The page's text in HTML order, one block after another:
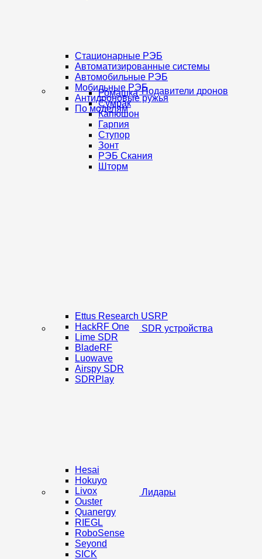
Подавители дронов
Стационарные РЭБ
Автоматизированные системы
Автомобильные РЭБ
Мобильные РЭБ
Антидроновые ружья
По моделям
Ромашка
Сумрак
Капюшон
Гарпия
Ступор
Зонт
РЭБ Скания
Шторм
SDR устройства
Ettus Research USRP
HackRF One
Lime SDR
BladeRF
Luowave
Airspy SDR
SDRPlay
Лидары
Hesai
Hokuyo
Livox
Ouster
Quanergy
RIEGL
RoboSense
Seyond
SICK